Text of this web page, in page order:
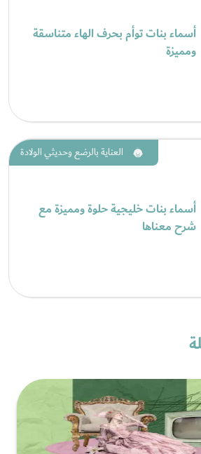
أسماء بنات توأم بحرف الهاء متناسقة
ومميزة
العناية بالرضع وحديثي الولادة
أسماء بنات خليجية حلوة ومميزة مع
شرح معناها